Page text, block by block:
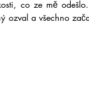
co ze mě
ozval a všechno